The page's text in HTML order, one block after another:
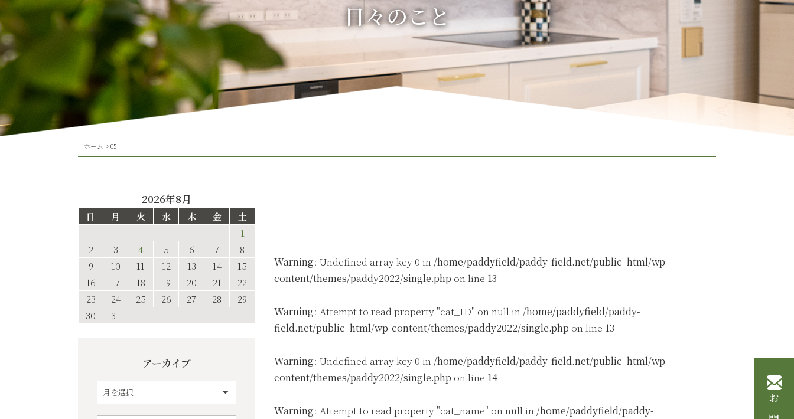
日々のこと
ホーム >05
Warning: Undefined array key 0 in /home/paddyfield/paddy-field.net/public_html/wp-
content/themes/paddy2022/single.php on line 13
Warning: Attempt to read property "cat_ID" on null in /home/paddyfield/paddy-
field.net/public_html/wp-content/themes/paddy2022/single.php on line 13
Warning: Undefined array key 0 in /home/paddyfield/paddy-field.net/public_html/wp-
content/themes/paddy2022/single.php on line 14
Warning: Attempt to read property "cat_name" on null in /home/paddyfield/paddy-
2026年8月
日 月 火 水 木 金
土
1
2
3 4 5 6 7
8
9
10 11 12 13 14
15
16
17 18 19 20 21
22
23
24 25 26 27 28
29
30
31
アーカイブ